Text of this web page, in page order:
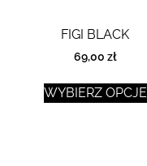
FIGI BLACK
69,00 zł
WYBIERZ OPCJE